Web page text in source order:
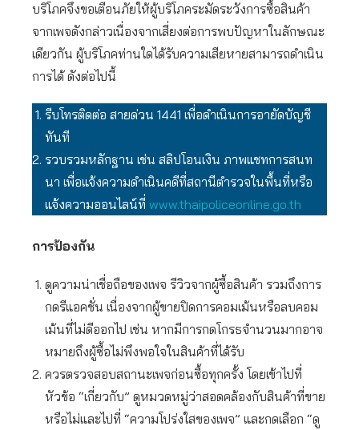
บริโภคจึงขอเตือนภัยให้ผู้บริโภคระมัดระวังการซื้อสินค้า
จากเพจดังกล่าวเนื่องจากเสี่ยงต่อการพบปัญหาในลักษณะ
เดียวกัน ผู้บริโภคท่านใดได้รับความเสียหายสามารถดำเนิน
การได้ ดังต่อไปนี้
รีบโทรติดต่อ สายด่วน 1441 เพื่อดำเนินการอายัดบัญชี
ทันที
รวบรวมหลักฐาน เช่น สลิปโอนเงิน ภาพแชทการสนท
นา เพื่อแจ้งความดำเนินคดีที่สถานีตำรวจในพื้นที่หรือ
แจ้งความออนไลน์ที่ www.thaipoliceonline.go.th
การป้องกัน
ดูความน่าเชื่อถือของเพจ รีวิวจากผู้ซื้อสินค้า รวมถึงการ
กดรีแอคชั่น เนื่องจากผู้ขายปิดการคอมเม้นหรือลบคอม
เม้นที่ไม่ดีออกไป เช่น หากมีการกดโกรธจำนวนมากอาจ
หมายถึงผู้ซื้อไม่พึงพอใจในสินค้าที่ได้รับ
ควรตรวจสอบสถานะเพจก่อนซื้อทุกครั้ง โดยเข้าไปที่
หัวข้อ “เกี่ยวกับ” ดูหมวดหมู่ว่าสอดคล้องกับสินค้าที่ขาย
หรือไม่และไปที่ “ความโปร่งใสของเพจ” และกดเลือก “ดู